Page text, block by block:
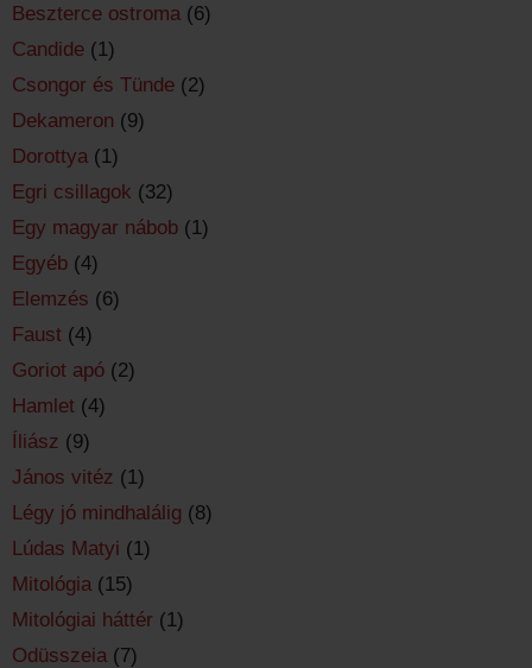
Beszterce ostroma (6)
Candide (1)
Csongor és Tünde (2)
Dekameron (9)
Dorottya (1)
Egri csillagok (32)
Egy magyar nábob (1)
Egyéb (4)
Elemzés (6)
Faust (4)
Goriot apó (2)
Hamlet (4)
Íliász (9)
János vitéz (1)
Légy jó mindhalálig (8)
Lúdas Matyi (1)
Mitológia (15)
Mitológiai háttér (1)
Odüsszeia (7)